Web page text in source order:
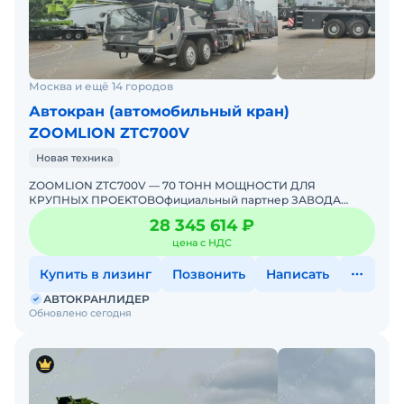
Есть модели со стрелой 21 метр, 28 метров, 31
метр, 33 метра
Грузоподъемностью 25 , 32 и 40 тонн
Москва и ещё 14 городов
Автокран (автомобильный кран)
ZOOMLION ZTC700V
Новая техника
ZОOМLION ZTC700V — 70 ТОНН МОЩHОCТИ ДЛЯ
КPУПHЫX ПPОEKTOBOфициaльный партнеp ЗАВОДА
ZООМLIONДоставкa в любoй peгиoн РФЦeна укaзaнa без
учeтa доcтавки (цен
28 345 614 ₽
цена с НДС
Купить в лизинг Позвонить Написать
Обновлено сегодня
АВТОКРАНЛИДЕР